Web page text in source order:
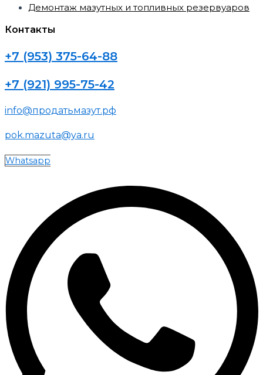
Демонтаж мазутных и топливных резервуаров
Контакты
+7 (953) 375-64-88
+7 (921) 995-75-42
info@продатьмазут.рф
pok.mazuta@ya.ru
Whatsapp